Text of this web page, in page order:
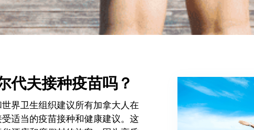
代夫接种疫苗吗？
界卫生组织建议所有加拿大人在
适当的疫苗接种和健康建议。这